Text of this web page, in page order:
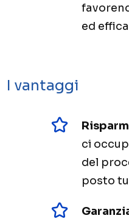
ed
I vantaggi
ci
del
posto